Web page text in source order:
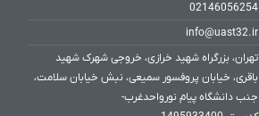
02146056254
info@uast32.ir
تهران، بزرگراه شهید خرازی، خروجی شهرک شهید
باقری، خیابان پروفسور سمیعی، نبش خیابان سلامت،
جنب دانشگاه پیام نورواحدغرب-